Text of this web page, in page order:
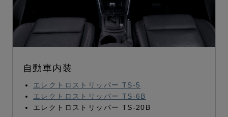
自動車内装
エレクトロストリッパー TS-5
エレクトロストリッパー TS-6B
エレクトロストリッパー TS-20B